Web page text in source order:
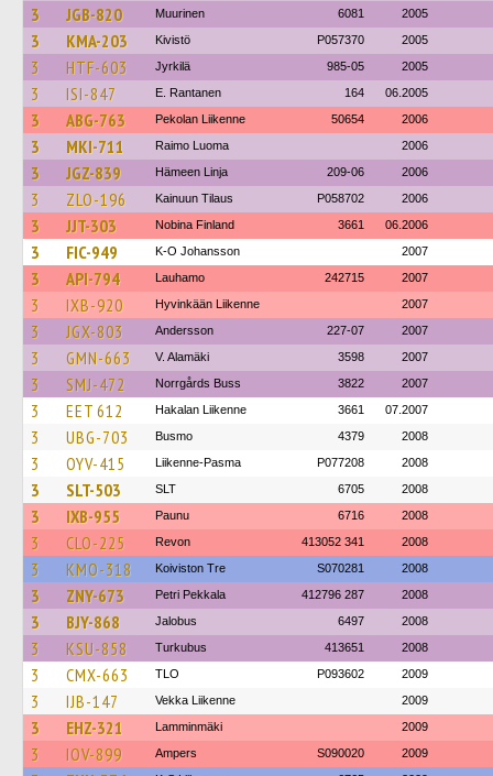
3 JGB-820 Muurinen 6081 2005
3 KMA-203 Kivistö P057370 2005
3 HTF-603 Jyrkilä 985-05 2005
3 ISI-847 E. Rantanen 164 06.2005
3 ABG-763 Pekolan Liikenne 50654 2006
3 MKI-711 Raimo Luoma 2006
3 JGZ-839 Hämeen Linja 209-06 2006
3 ZLO-196 Kainuun Tilaus P058702 2006
3 JJT-303 Nobina Finland 3661 06.2006
3 FIC-949 K-O Johansson 2007
3 API-794 Lauhamo 242715 2007
3 IXB-920 Hyvinkään Liikenne 2007
3 JGX-803 Andersson 227-07 2007
3 GMN-663 V. Alamäki 3598 2007
3 SMJ-472 Norrgårds Buss 3822 2007
3 EET 612 Hakalan Liikenne 3661 07.2007
3 UBG-703 Busmo 4379 2008
3 OYV-415 Liikenne-Pasma P077208 2008
3 SLT-503 SLT 6705 2008
3 IXB-955 Paunu 6716 2008
3 CLO-225 Revon 413052 341 2008
3 KMO-318 Koiviston Tre S070281 2008
3 ZNY-673 Petri Pekkala 412796 287 2008
3 BJY-868 Jalobus 6497 2008
3 KSU-858 Turkubus 413651 2008
3 CMX-663 TLO P093602 2009
3 IJB-147 Vekka Liikenne 2009
3 EHZ-321 Lamminmäki 2009
3 IOV-899 Ampers S090020 2009